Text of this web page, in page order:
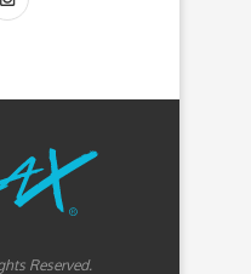
Reserved.